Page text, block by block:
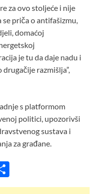
za ovo stoljeće i nije
priča o antifašizmu,
domaćoj
je tu da daje nadu i
razmišlja”,
s platformom
politici, upozorivši
sustava i
za građane.
h